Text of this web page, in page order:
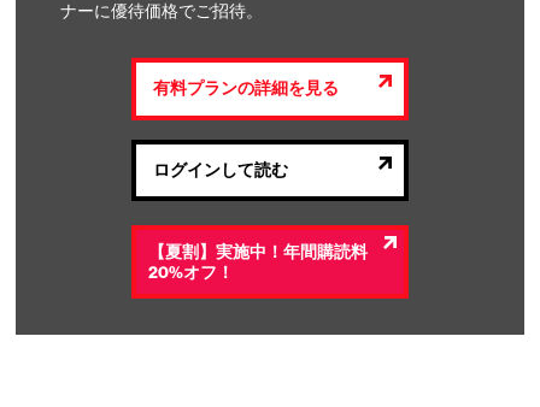
ナーに優待価格でご招待。
有料プランの詳細を見る
ログインして読む
【夏割】実施中！年間購読料
20%オフ！